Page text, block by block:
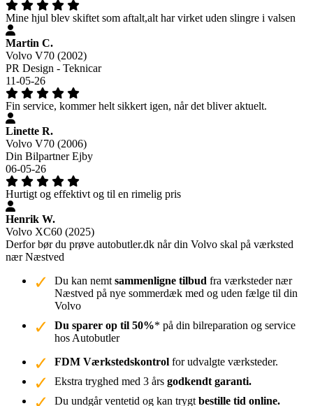
Mine hjul blev skiftet som aftalt,alt har virket uden slingre i valsen
Martin C.
Volvo V70 (2002)
PR Design - Teknicar
11-05-26
Fin service, kommer helt sikkert igen, når det bliver aktuelt.
Linette R.
Volvo V70 (2006)
Din Bilpartner Ejby
06-05-26
Hurtigt og effektivt og til en rimelig pris
Henrik W.
Volvo XC60 (2025)
Derfor bør du prøve autobutler.dk når din Volvo skal på værksted
nær Næstved
Du kan nemtsammenligne tilbud fra værksteder nær
Næstved på nye sommerdæk med og uden fælge til din
Volvo
Du sparer op til 50%* på din bilreparation og service
hos Autobutler
FDM Værkstedskontrol for udvalgte værksteder.
Ekstra tryghed med 3 års godkendt garanti.
Du undgår ventetid og kan trygtbestille tid online.